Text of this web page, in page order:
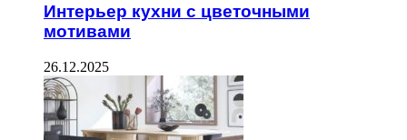
Интерьер кухни с цветочными
мотивами
26.12.2025